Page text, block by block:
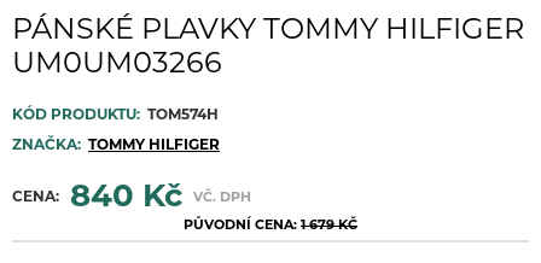
PÁNSKÉ PLAVKY TOMMY HILFIGER
UM0UM03266
KÓD PRODUKTU: TOM574H
ZNAČKA: TOMMY HILFIGER
CENA: 840 Kč VČ. DPH
PŮVODNÍ CENA: 1 679 KČ